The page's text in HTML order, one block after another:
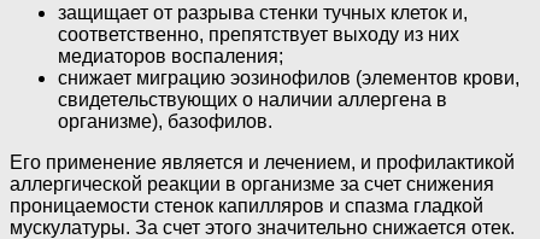
защищает от разрыва стенки тучных клеток и,
соответственно, препятствует выходу из них
медиаторов воспаления;
снижает миграцию эозинофилов (элементов крови,
свидетельствующих о наличии аллергена в
организме), базофилов.
Его применение является и лечением, и профилактикой
аллергической реакции в организме за счет снижения
проницаемости стенок капилляров и спазма гладкой
мускулатуры. За счет этого значительно снижается отек.